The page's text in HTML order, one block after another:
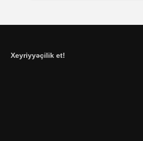
Xeyriyyəçilik et!